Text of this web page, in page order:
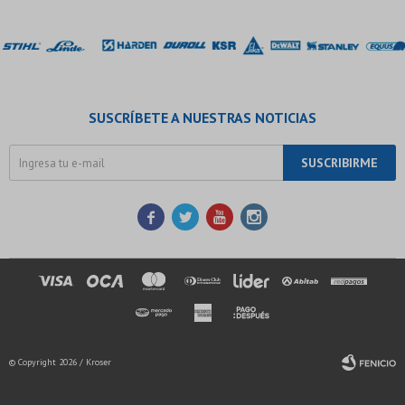
SUSCRÍBETE A NUESTRAS NOTICIAS
SUSCRIBIRME
   
© Copyright 2026 / Kroser